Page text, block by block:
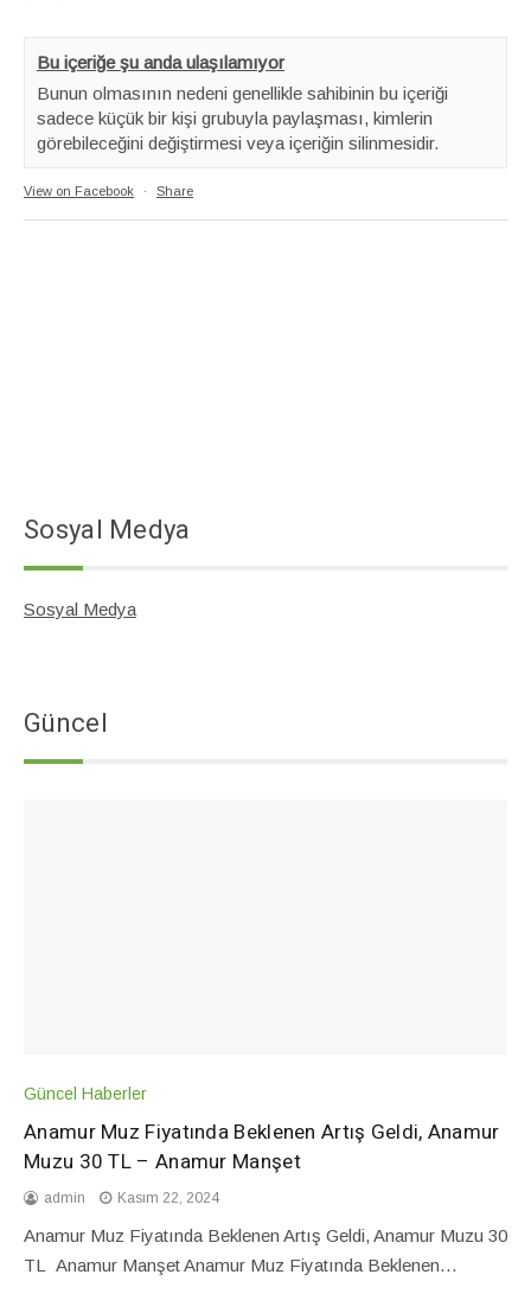
Bu içeriğe şu anda ulaşılamıyor
Bunun olmasının nedeni genellikle sahibinin bu içeriği
sadece küçük bir kişi grubuyla paylaşması, kimlerin
görebileceğini değiştirmesi veya içeriğin silinmesidir.
View on Facebook · Share
Sosyal Medya
Sosyal Medya
Güncel
Güncel Haberler
Anamur Muz Fiyatında Beklenen Artış Geldi, Anamur
Muzu 30 TL – Anamur Manşet
admin Kasım 22, 2024
Anamur Muz Fiyatında Beklenen Artış Geldi, Anamur Muzu 30
TL Anamur Manşet Anamur Muz Fiyatında Beklenen…